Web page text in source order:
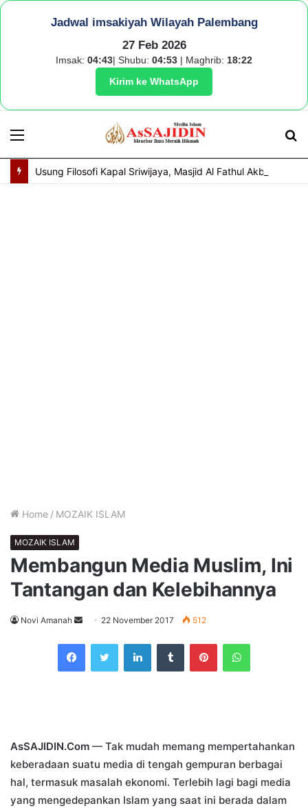
Jadwal imsakiyah Wilayah Palembang
27 Feb 2026
Imsak: 04:43| Shubu: 04:53 | Maghrib: 18:22
Kirim ke WhatsApp
Menu
Home / MOZAIK ISLAM
MOZAIK ISLAM
Membangun Media Muslim, Ini
Tantangan dan Kelebihannya
Novi Amanah
Send
email
22 November 2017 512
FacebookTwitterLinkedInTumblrPinterestWhatsApp
AsSAJIDIN.Com — Tak mudah memang mempertahankan
keberadaan suatu media di tengah gempuran berbagai
hal, termasuk masalah ekonomi. Terlebih lagi bagi media
yang mengedepankan Islam yang saat ini berada dalam